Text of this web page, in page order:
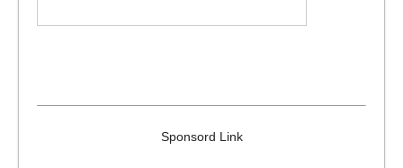
Sponsord Link